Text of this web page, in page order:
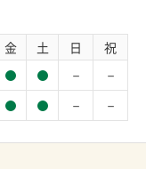
金 土 日 祝
－ －
－ －